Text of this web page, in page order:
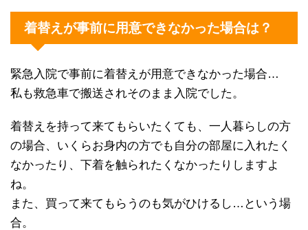
着替えが事前に用意できなかった場合は？
緊急入院で事前に着替えが用意できなかった場合…
私も救急車で搬送されそのまま入院でした。
着替えを持って来てもらいたくても、一人暮らしの方
の場合、いくらお身内の方でも自分の部屋に入れたく
なかったり、下着を触られたくなかったりしますよ
ね。
また、買って来てもらうのも気がひけるし…という場
合。